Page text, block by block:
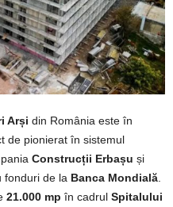
Arși din România este în
de pionierat în sistemul
Construcții Erbașu și
fonduri de la Banca Mondială
21.000 mp în cadrul Spitalului